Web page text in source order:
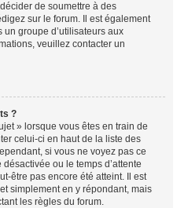
de soumettre à des
sur le forum. Il est également
groupe d’utilisateurs aux
veuillez contacter un
?
» lorsque vous êtes en train de
celui-ci en haut de la liste des
si vous ne voyez pas ce
ou le temps d’attente
être pas encore été atteint. Il est
simplement en y répondant, mais
les règles du forum.